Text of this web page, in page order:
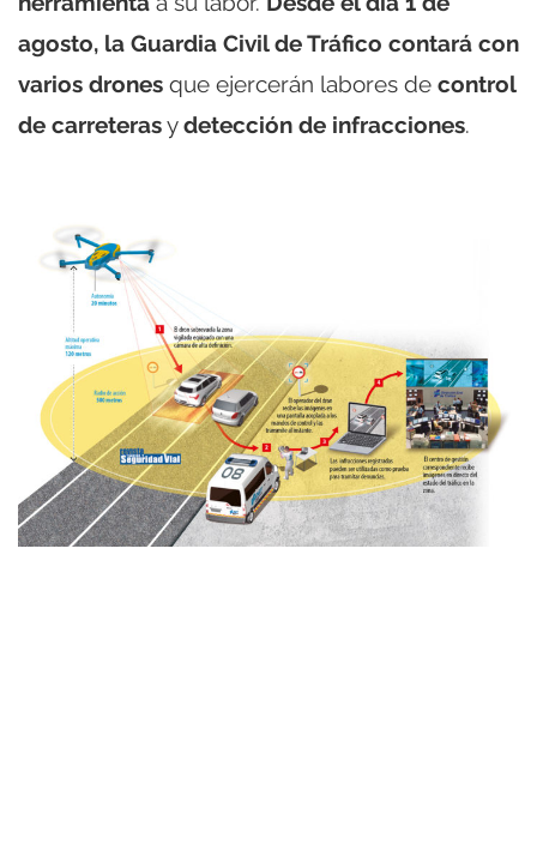
agosto, la Guardia Civil de Tráfico contará con
varios drones que ejercerán labores de control
de carreterasydetección de infracciones.